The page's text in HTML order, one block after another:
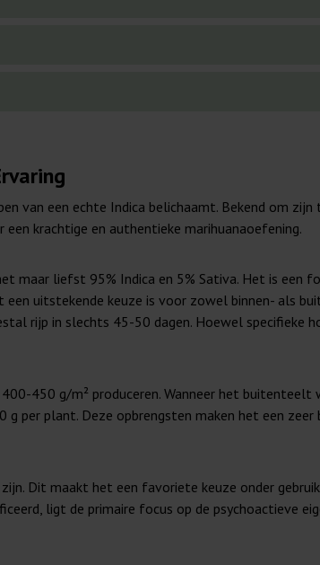
van een echte Indica belichaamt. Bekend om
krachtige en authentieke marihuanaoefening.
maar liefst 95% Indica en 5% Sativa. Het is een
uitstekende keuze is voor zowel binnen- als
rijp in slechts 45-50 dagen. Hoewel specifieke
450 g/m² produceren. Wanneer het buitenteelt
plant. Deze opbrengsten maken het een zeer
Dit maakt het een favoriete keuze onder
ligt de primaire focus op de psychoactieve